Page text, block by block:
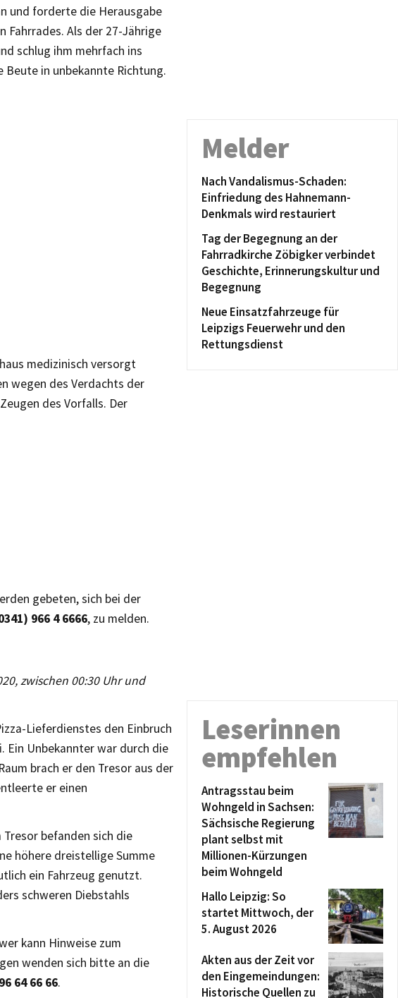
und forderte die Herausgabe
Fahrrades. Als der 27-Jährige
schlug ihm mehrfach ins
in unbekannte Richtung.
medizinisch versorgt
wegen des Verdachts der
des Vorfalls. Der
gebeten, sich bei der
966 4 6666, zu melden.
zwischen 00:30 Uhr und
Lieferdienstes den Einbruch
Ein Unbekannter war durch die
brach er den Tresor aus der
er einen
befanden sich die
höhere dreistellige Summe
ein Fahrzeug genutzt.
schweren Diebstahls
kann Hinweise zum
wenden sich bitte an die
64 66 66.
Melder
Nach Vandalismus-Schaden:
Einfriedung des Hahnemann-
Denkmals wird restauriert
Tag der Begegnung an der
Fahrradkirche Zöbigker verbindet
Geschichte, Erinnerungskultur und
Begegnung
Neue Einsatzfahrzeuge für
Leipzigs Feuerwehr und den
Rettungsdienst
Leserinnen
empfehlen
Antragsstau beim
Wohngeld in Sachsen:
Sächsische Regierung
plant selbst mit
Millionen-Kürzungen
beim Wohngeld
Hallo Leipzig: So
startet Mittwoch, der
5. August 2026
Akten aus der Zeit vor
den Eingemeindungen:
Historische Quellen zu